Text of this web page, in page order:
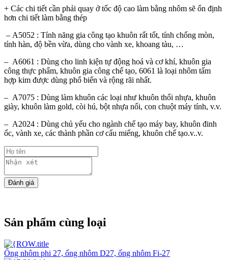
+ Các chi tiết cần phải quay ở tốc độ cao làm bằng nhôm sẽ ổn định
hơn chi tiết làm bằng thép
– A5052 : Tính năng gia công tạo khuôn rất tốt, tính chống mòn,
tính hàn, độ bền vừa, dùng cho vành xe, khoang tàu, …
– A6061 : Dùng cho linh kiện tự động hoá và cơ khí, khuôn gia
công thực phẩm, khuôn gia công chế tạo, 6061 là loại nhôm tấm
hợp kim được dùng phổ biến và rộng rãi nhất.
– A7075 : Dùng làm khuôn các loại như khuôn thổi nhựa, khuôn
giày, khuôn làm gold, còi hú, bột nhựa nổi, con chuột máy tính, v.v.
– A2024 : Dùng chủ yếu cho ngành chế tạo máy bay, khuôn đinh
ốc, vành xe, các thành phần cơ cấu miếng, khuôn chế tạo.v..v.
Sản phẩm cùng loại
Ống nhôm phi 27, ống nhôm D27, ống nhôm Fi-27